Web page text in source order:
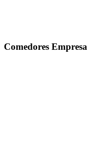
Comedores Empresa